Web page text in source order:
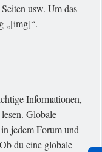
usw. Um das
„[img]“.
Informationen,
Globale
jedem Forum und
du eine globale